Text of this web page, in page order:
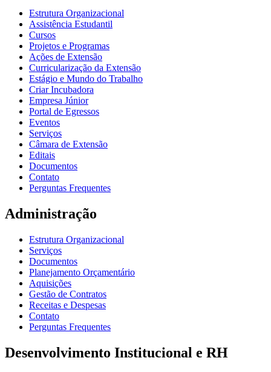
Estrutura Organizacional
Assistência Estudantil
Cursos
Projetos e Programas
Ações de Extensão
Curricularização da Extensão
Estágio e Mundo do Trabalho
Criar Incubadora
Empresa Júnior
Portal de Egressos
Eventos
Serviços
Câmara de Extensão
Editais
Documentos
Contato
Perguntas Frequentes
Administração
Estrutura Organizacional
Serviços
Documentos
Planejamento Orçamentário
Aquisições
Gestão de Contratos
Receitas e Despesas
Contato
Perguntas Frequentes
Desenvolvimento Institucional e RH